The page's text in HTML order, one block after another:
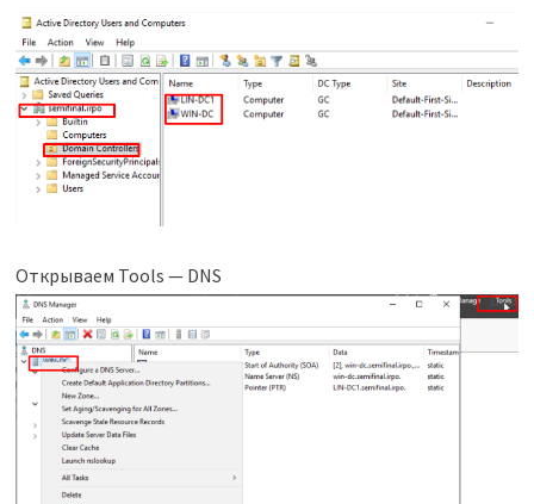
Открываем Tools — DNS